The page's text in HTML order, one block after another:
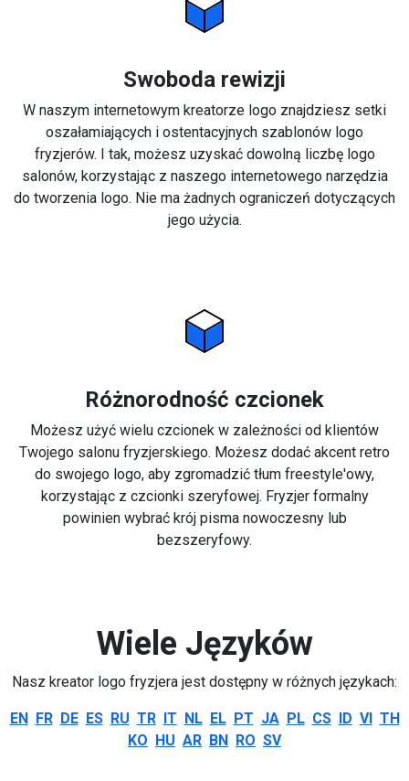
Swoboda rewizji
W naszym internetowym kreatorze logo znajdziesz setki
oszałamiających i ostentacyjnych szablonów logo
fryzjerów. I tak, możesz uzyskać dowolną liczbę logo
salonów, korzystając z naszego internetowego narzędzia
do tworzenia logo. Nie ma żadnych ograniczeń dotyczących
jego użycia.
Różnorodność czcionek
Możesz użyć wielu czcionek w zależności od klientów
Twojego salonu fryzjerskiego. Możesz dodać akcent retro
do swojego logo, aby zgromadzić tłum freestyle'owy,
korzystając z czcionki szeryfowej. Fryzjer formalny
powinien wybrać krój pisma nowoczesny lub
bezszeryfowy.
Wiele Języków
Nasz kreator logo fryzjera jest dostępny w różnych językach:
EN FR DE ES RU TR IT NL EL PT JA PL CS ID VI TH
KO HU AR BN RO SV